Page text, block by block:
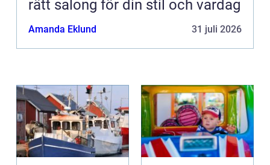
rätt salong för din stil och vardag
Amanda Eklund 31 juli 2026